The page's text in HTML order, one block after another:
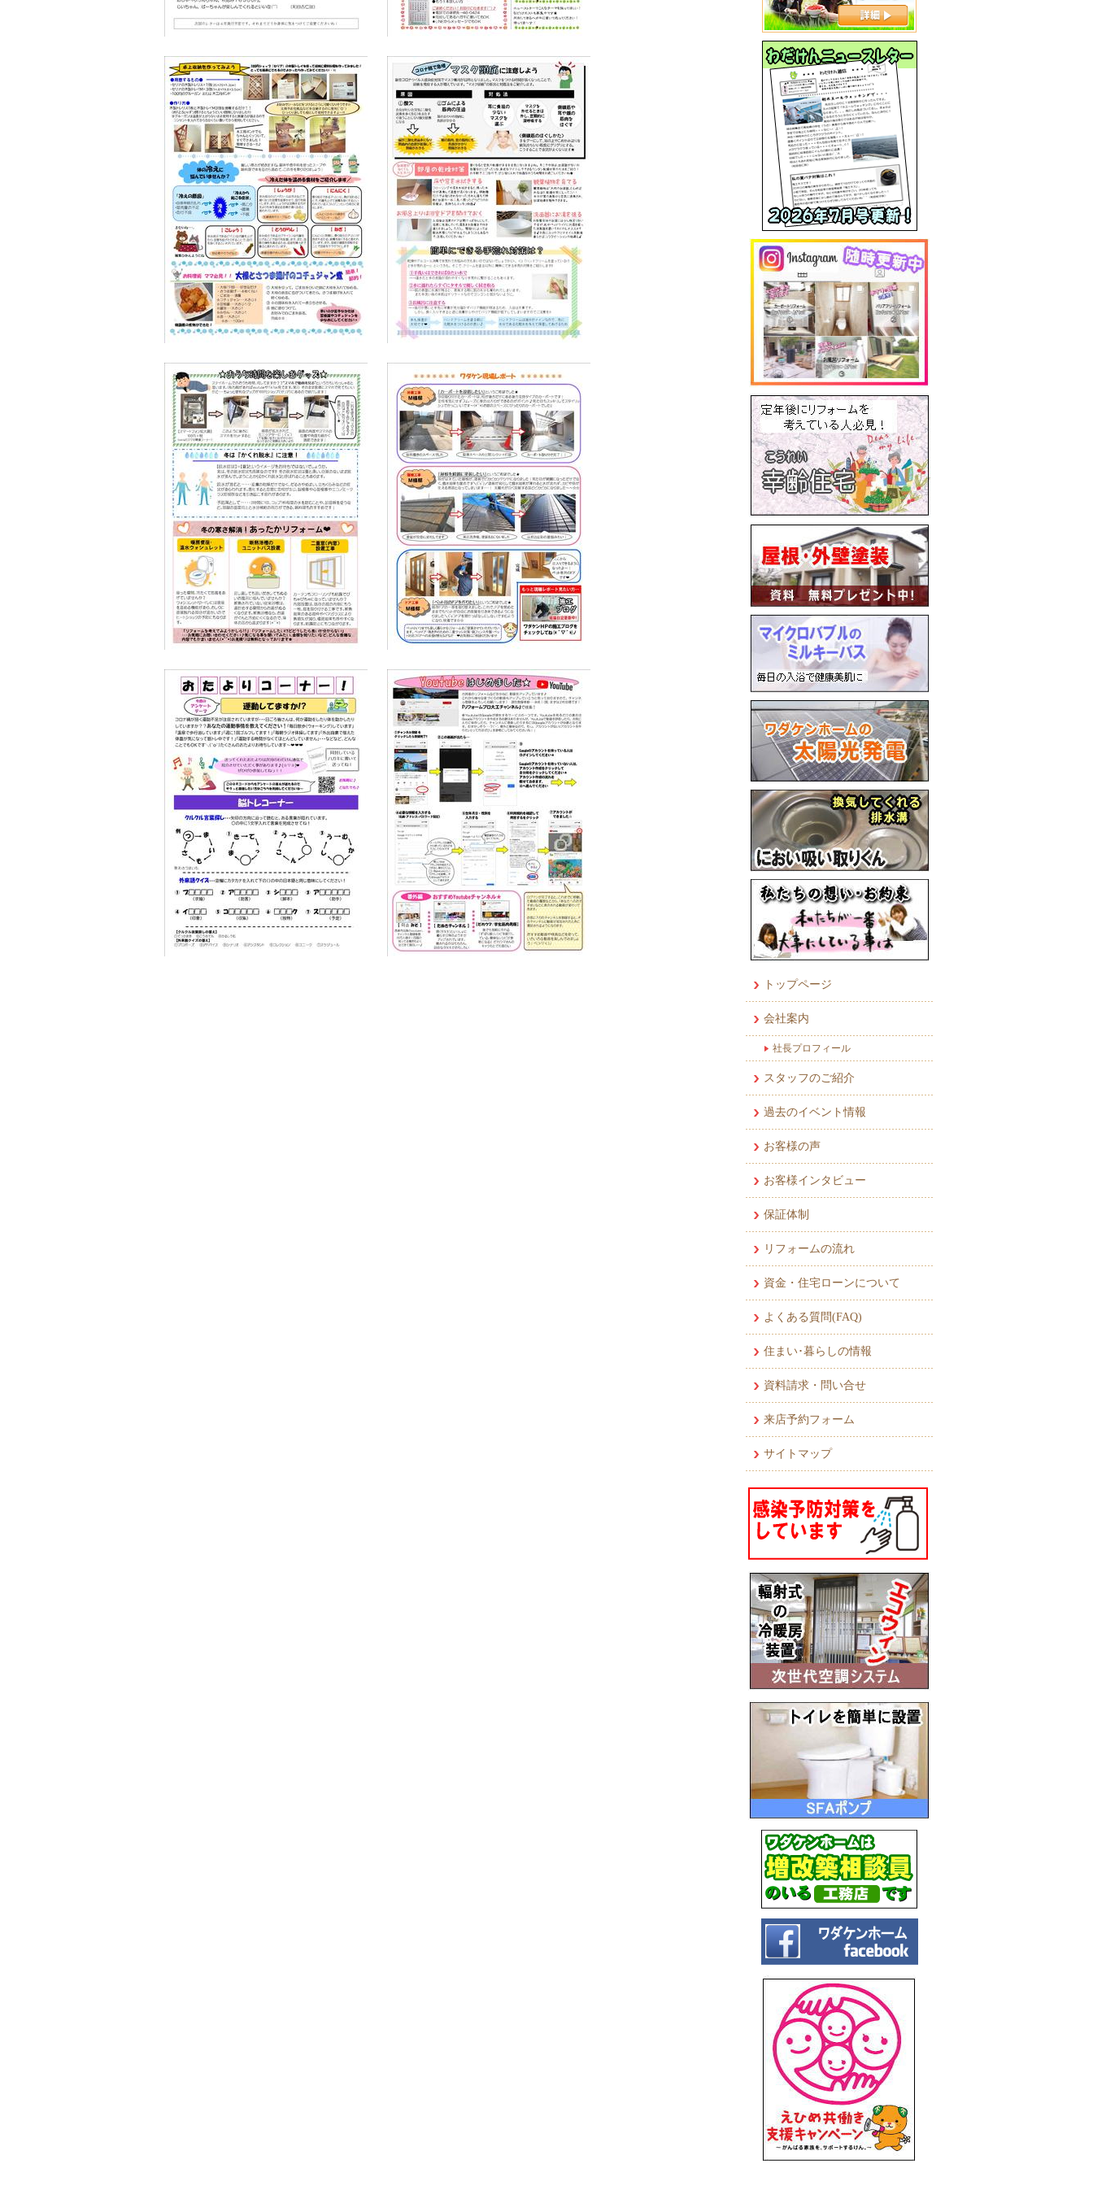
トップページ
会社案内
社長プロフィール
スタッフのご紹介
過去のイベント情報
お客様の声
お客様インタビュー
保証体制
リフォームの流れ
資金・住宅ローンについて
よくある質問(FAQ)
住まい･暮らしの情報
資料請求・問い合せ
来店予約フォーム
サイトマップ